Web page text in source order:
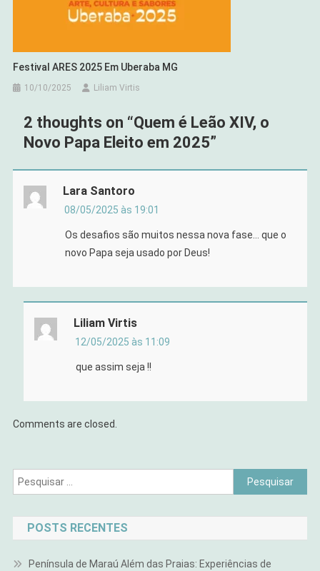
Festival ARES 2025 Em Uberaba MG
10/10/2025 Liliam Virtis
2 thoughts on “Quem é Leão XIV, o
Novo Papa Eleito em 2025”
Lara Santoro
08/05/2025 às 19:01
Os desafios são muitos nessa nova fase… que o
novo Papa seja usado por Deus!
Liliam Virtis
12/05/2025 às 11:09
que assim seja !!
Comments are closed.
Pesquisar
por:
POSTS RECENTES
Península de Maraú Além das Praias: Experiências de